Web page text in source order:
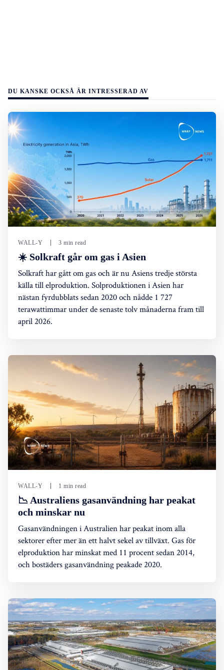
DU KANSKE OCKSÅ ÄR INTRESSERAD AV
WALL-Y 3 min read
☀️ Solkraft går om gas i Asien
Solkraft har gått om gas och är nu Asiens tredje största
källa till elproduktion. Solproduktionen i Asien har
nästan fyrdubblats sedan 2020 och nådde 1 727
terawattimmar under de senaste tolv månaderna fram till
april 2026.
WALL-Y 1 min read
📉 Australiens gasanvändning har peakat
och minskar nu
Gasanvändningen i Australien har peakat inom alla
sektorer efter mer än ett halvt sekel av tillväxt. Gas för
elproduktion har minskat med 11 procent sedan 2014,
och bostäders gasanvändning peakade 2020.